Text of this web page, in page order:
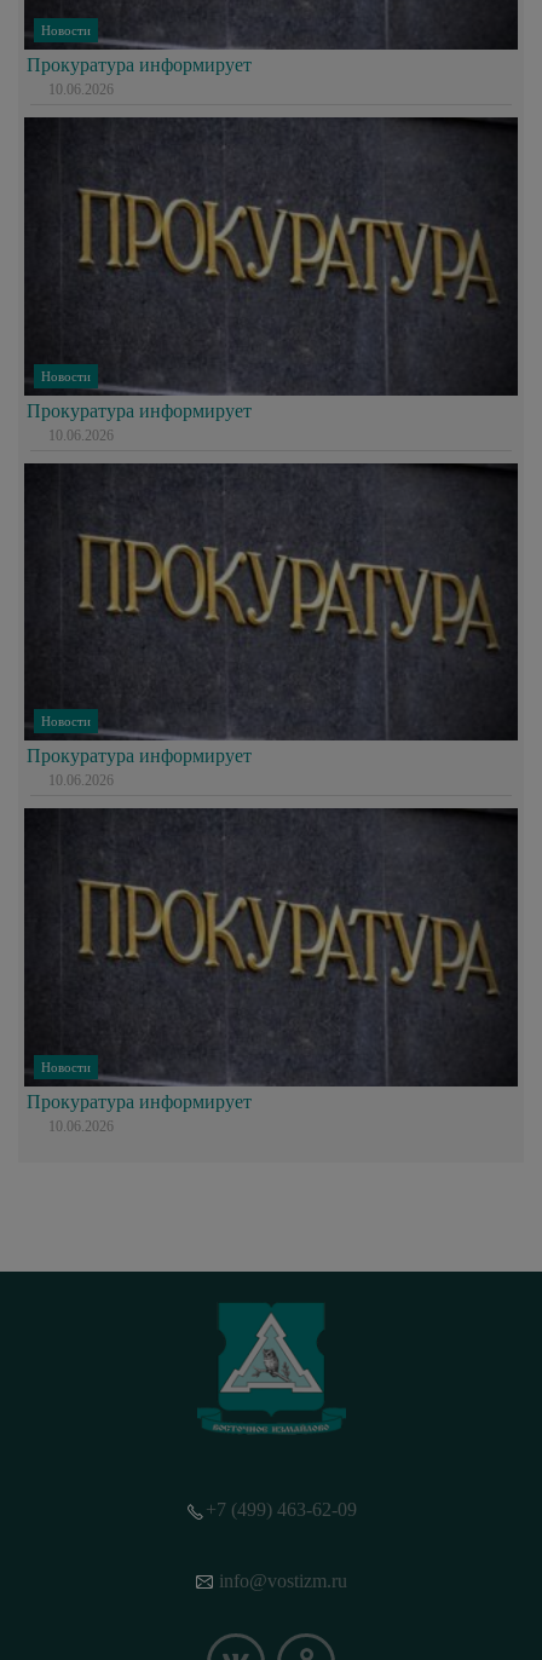
Новости
Прокуратура информирует
10.06.2026
Новости
Прокуратура информирует
10.06.2026
Новости
Прокуратура информирует
10.06.2026
Новости
Прокуратура информирует
10.06.2026
+7 (499) 463-62-09
info@vostizm.ru